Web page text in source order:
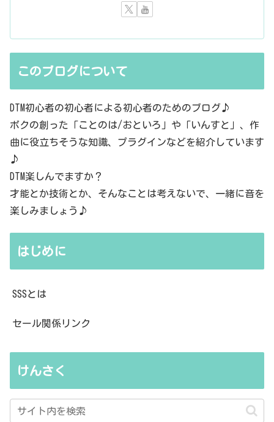
このブログについて
DTM初心者の初心者による初心者のためのブログ♪
ボクの創った「ことのは/おといろ」や「いんすと」、作
曲に役立ちそうな知識、プラグインなどを紹介しています
♪
DTM楽しんでますか？
才能とか技術とか、そんなことは考えないで、一緒に音を
楽しみましょう♪
はじめに
SSSとは
セール関係リンク
けんさく